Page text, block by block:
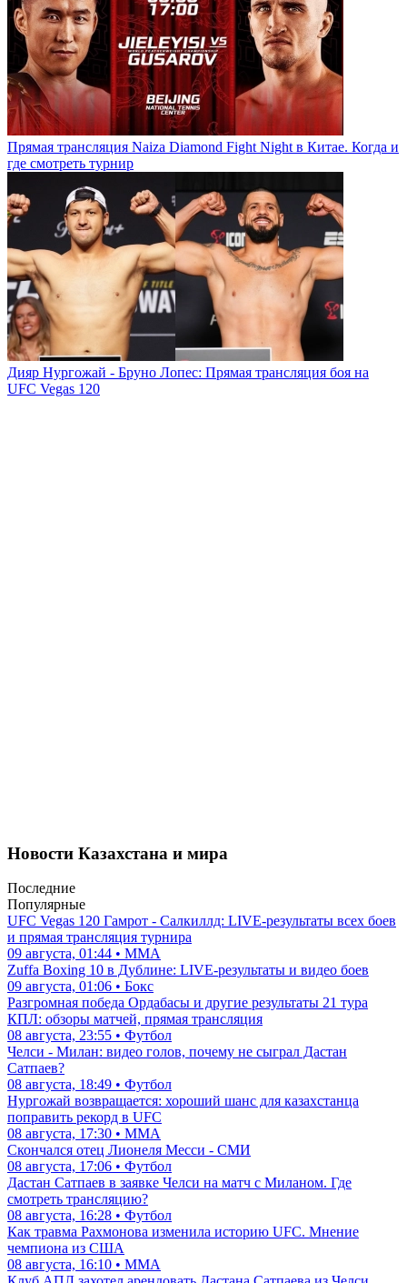
Прямая трансляция Naiza Diamond Fight Night в Китае. Когда и
где смотреть турнир
Дияр Нургожай - Бруно Лопес: Прямая трансляция боя на
UFC Vegas 120
Новости Казахстана и мира
Последние
Популярные
UFC Vegas 120 Гамрот - Салкиллд: LIVE-результаты всех боев
и прямая трансляция турнира
09 августа, 01:44 • ММА
Zuffa Boxing 10 в Дублине: LIVE-результаты и видео боев
09 августа, 01:06 • Бокс
Разгромная победа Ордабасы и другие результаты 21 тура
КПЛ: обзоры матчей, прямая трансляция
08 августа, 23:55 • Футбол
Челси - Милан: видео голов, почему не сыграл Дастан
Сатпаев?
08 августа, 18:49 • Футбол
Нургожай возвращается: хороший шанс для казахстанца
поправить рекорд в UFC
08 августа, 17:30 • ММА
Скончался отец Лионеля Месси - СМИ
08 августа, 17:06 • Футбол
Дастан Сатпаев в заявке Челси на матч с Миланом. Где
смотреть трансляцию?
08 августа, 16:28 • Футбол
Как травма Рахмонова изменила историю UFC. Мнение
чемпиона из США
08 августа, 16:10 • ММА